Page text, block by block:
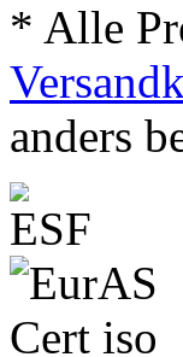
* Alle
anders